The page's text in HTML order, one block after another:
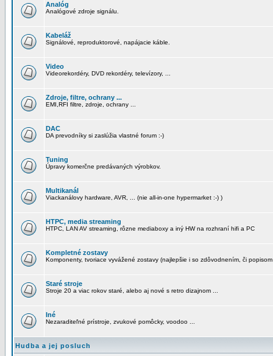
Analóg
Analógové zdroje signálu.
Kabeláž
Signálové, reproduktorové, napájacie káble.
Video
Videorekordéry, DVD rekordéry, televízory, ...
Zdroje, filtre, ochrany ...
EMI,RFI filtre, zdroje, ochrany ...
DAC
DA prevodníky si zaslúžia vlastné forum :-)
Tuning
Úpravy komerčne predávaných výrobkov.
Multikanál
Viackanálovy hardware, AVR, ... (nie all-in-one hypermarket :-) )
HTPC, media streaming
HTPC, LAN AV streaming, rôzne mediaboxy a iný HW na rozhraní hifi a PC
Kompletné zostavy
Komponenty, tvoriace vyvážené zostavy (najlepšie i so zdôvodnením, či
Staré stroje
Stroje 20 a viac rokov staré, alebo aj nové s retro dizajnom ...
Iné
Nezaraditeľné prístroje, zvukové pomôcky, voodoo ...
Hudba a jej posluch